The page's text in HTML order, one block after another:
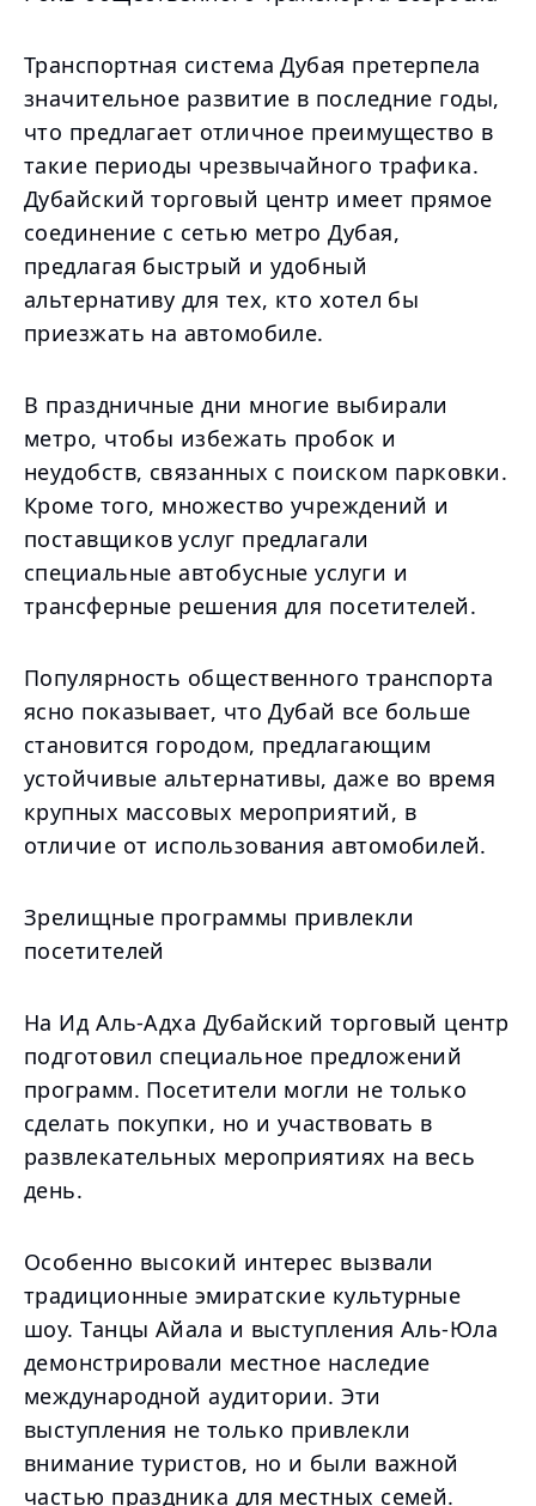
Транспортная система Дубая претерпела
значительное развитие в последние годы,
что предлагает отличное преимущество в
такие периоды чрезвычайного трафика.
Дубайский торговый центр имеет прямое
соединение с сетью метро Дубая,
предлагая быстрый и удобный
альтернативу для тех, кто хотел бы
приезжать на автомобиле.
В праздничные дни многие выбирали
метро, чтобы избежать пробок и
неудобств, связанных с поиском парковки.
Кроме того, множество учреждений и
поставщиков услуг предлагали
специальные автобусные услуги и
трансферные решения для посетителей.
Популярность общественного транспорта
ясно показывает, что Дубай все больше
становится городом, предлагающим
устойчивые альтернативы, даже во время
крупных массовых мероприятий, в
отличие от использования автомобилей.
Зрелищные программы привлекли
посетителей
На Ид Аль-Адха Дубайский торговый центр
подготовил специальное предложений
программ. Посетители могли не только
сделать покупки, но и участвовать в
развлекательных мероприятиях на весь
день.
Особенно высокий интерес вызвали
традиционные эмиратские культурные
шоу. Танцы Айала и выступления Аль-Юла
демонстрировали местное наследие
международной аудитории. Эти
выступления не только привлекли
внимание туристов, но и были важной
частью праздника для местных семей.